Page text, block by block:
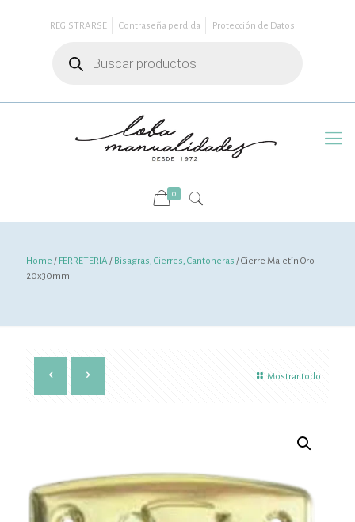
REGISTRARSE Contraseña perdida
Protección de Datos
productos
0
Home / FERRETERIA / Bisagras, Cierres, Cantoneras / Cierre Maletín Oro
20x30mm
Mostrar todo